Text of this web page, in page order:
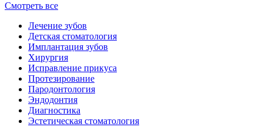
Смотреть все
Лечение зубов
Детская стоматология
Имплантация зубов
Хирургия
Исправление прикуса
Протезирование
Пародонтология
Эндодонтия
Диагностика
Эстетическая стоматология